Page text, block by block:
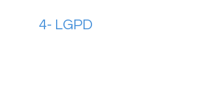
4- LGPD